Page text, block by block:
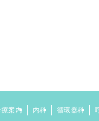
療案内 内科 循環器科